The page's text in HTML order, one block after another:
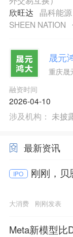
欣旺达
晶科能源
SHEEN NATION
晟元
重庆晟
融资时间
2026-04-10
涉及机构： 未披
最新资讯
IPO 刚刚，贝
大消费 刚刚发表
Meta新模型